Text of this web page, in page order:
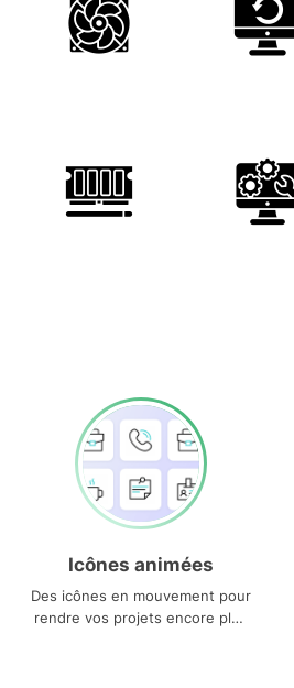
Icônes animées
Des icônes en mouvement pour
rendre vos projets encore plus